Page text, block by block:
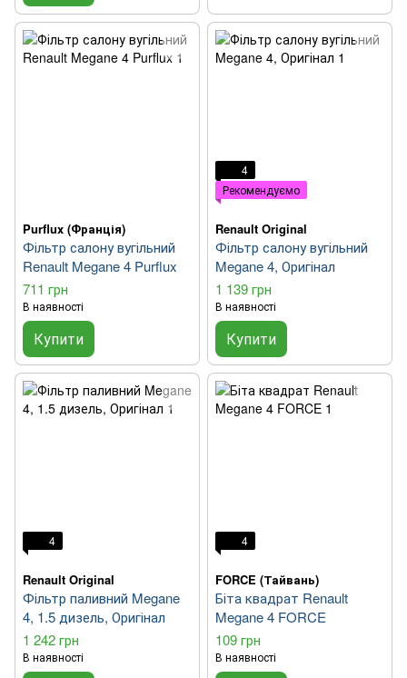
Purflux (Франція)
Фільтр салону вугільний
Renault Megane 4 Purflux
711 грн
В наявності
Купити
4
Рекомендуємо
Renault Original
Фільтр салону вугільний
Megane 4, Оригінал
1 139 грн
В наявності
Купити
4
Renault Original
Фільтр паливний Megane
4, 1.5 дизель, Оригінал
1 242 грн
В наявності
4
FORCE (Тайвань)
Біта квадрат Renault
Megane 4 FORCE
109 грн
В наявності